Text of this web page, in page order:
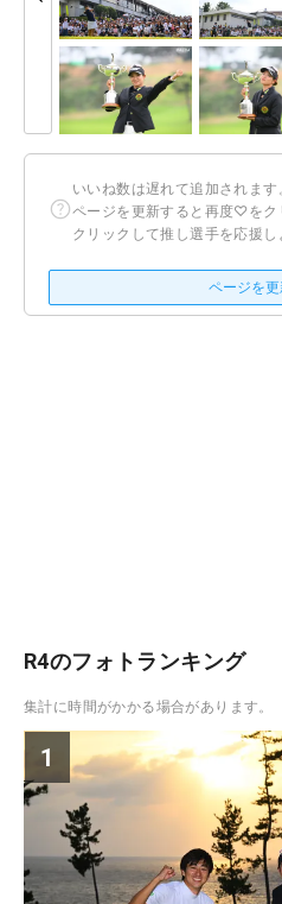
いいね数は遅れて追加されます
ページを更新すると再度♡をク
クリックして推し選手を応援し
ページを
R4のフォトランキング
集計に時間がかかる場合があります。
1